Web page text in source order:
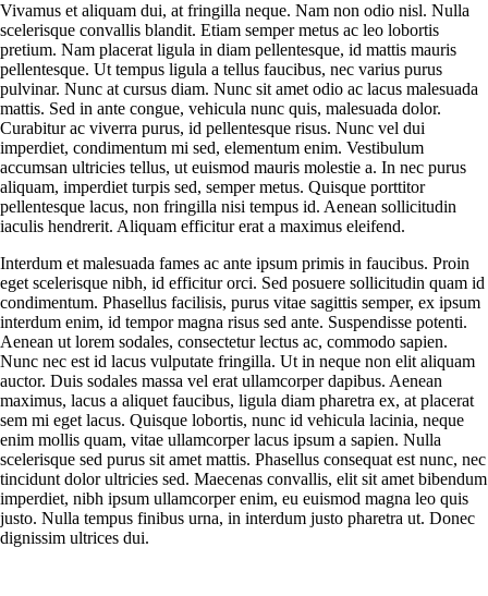
Vivamus et aliquam dui, at fringilla neque. Nam non odio nisl. Nulla
scelerisque convallis blandit. Etiam semper metus ac leo lobortis
pretium. Nam placerat ligula in diam pellentesque, id mattis mauris
pellentesque. Ut tempus ligula a tellus faucibus, nec varius purus
pulvinar. Nunc at cursus diam. Nunc sit amet odio ac lacus malesuada
mattis. Sed in ante congue, vehicula nunc quis, malesuada dolor.
Curabitur ac viverra purus, id pellentesque risus. Nunc vel dui
imperdiet, condimentum mi sed, elementum enim. Vestibulum
accumsan ultricies tellus, ut euismod mauris molestie a. In nec purus
aliquam, imperdiet turpis sed, semper metus. Quisque porttitor
pellentesque lacus, non fringilla nisi tempus id. Aenean sollicitudin
iaculis hendrerit. Aliquam efficitur erat a maximus eleifend.
Interdum et malesuada fames ac ante ipsum primis in faucibus. Proin
eget scelerisque nibh, id efficitur orci. Sed posuere sollicitudin quam id
condimentum. Phasellus facilisis, purus vitae sagittis semper, ex ipsum
interdum enim, id tempor magna risus sed ante. Suspendisse potenti.
Aenean ut lorem sodales, consectetur lectus ac, commodo sapien.
Nunc nec est id lacus vulputate fringilla. Ut in neque non elit aliquam
auctor. Duis sodales massa vel erat ullamcorper dapibus. Aenean
maximus, lacus a aliquet faucibus, ligula diam pharetra ex, at placerat
sem mi eget lacus. Quisque lobortis, nunc id vehicula lacinia, neque
enim mollis quam, vitae ullamcorper lacus ipsum a sapien. Nulla
scelerisque sed purus sit amet mattis. Phasellus consequat est nunc, nec
tincidunt dolor ultricies sed. Maecenas convallis, elit sit amet bibendum
imperdiet, nibh ipsum ullamcorper enim, eu euismod magna leo quis
justo. Nulla tempus finibus urna, in interdum justo pharetra ut. Donec
dignissim ultrices dui.